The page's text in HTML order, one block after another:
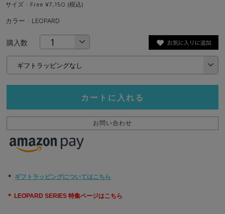
サイズ : Free ¥7,150 (税込)
カラー : LEOPARD
購入数
カートに入れる
お問い合わせ
＊ ギフトラッピングについてはこちら
＊ LEOPARD SERIES 特集ページはこちら